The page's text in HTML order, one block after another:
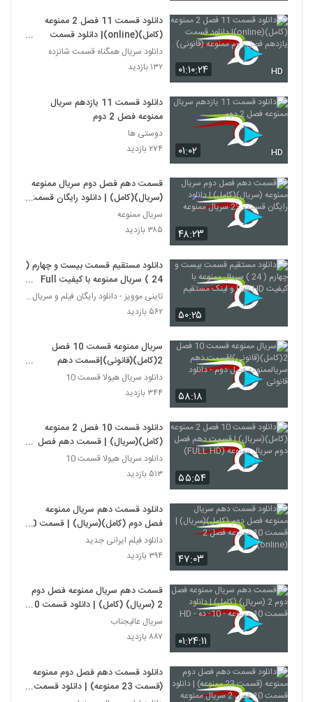
۰۱:۱۰:۲۴ HD
دانلود قسمت 11 فصل 2 ممنوعه
(کامل)(online)| دانلود قسمت
یازدهم فصل دوم ممنوعه (قانونی) .
دانلود سریال همگناه قسمت شانزده
۱۳۲ بازدید
۰۱:۰۲ HD
دانلود قسمت 11 یازدهم سریال
ممنوعه فصل 2 دوم
دوستی ها
۲۷۴ بازدید
۴۸:۲۳
قسمت دهم فصل دوم سریال ممنوعه
(سریال)(کامل) | دانلود رایگان قسمت
23 سریال ممنوعه
سریال ممنوعه
۳۸۵ بازدید
۵۰:۲۵
دانلود مستقیم قسمت بیست و چهارم (
24 ) سریال ممنوعه با کیفیت Full
HD و لینک مستقیم
تاینی موویز - دانلود رایگان فیلم و سریال ایرانی جد
۵۶۲ بازدید
۵۸:۱۸
سریال ممنوعه قسمت 10 فصل
2(کامل)(قانونی)|قسمت دهم
سریالممنوعه فصل دوم - دانلود قانونی
دانلود سریال هیولا قسمت 10
۳۴۴ بازدید
۵۵:۵۴
دانلود قسمت 10 فصل 2 ممنوعه
(کامل)(سریال) | قسمت دهم فصل
دوم سریال ممنوعه (FULL HD)
دانلود سریال هیولا قسمت 10
۵۱۳ بازدید
۴۷:۰۳
دانلود قسمت دهم سریال ممنوعه
فصل دوم (کامل)(سریال) | قسمت 10
ممنوعه فصل 2 (online)
دانلود فیلم ایرانی جدید
۳۹۴ بازدید
۰۱:۲۴:۱۱
قسمت دهم سریال ممنوعه فصل دوم
2 (سریال) (کامل) | دانلود قسمت 10
ممنوعه - 10- ده - HD
سریال عالیجناب
۸۸۷ بازدید
دانلود قسمت دهم فصل دوم ممنوعه
(قسمت 23 ممنوعه) | دانلود قسمت